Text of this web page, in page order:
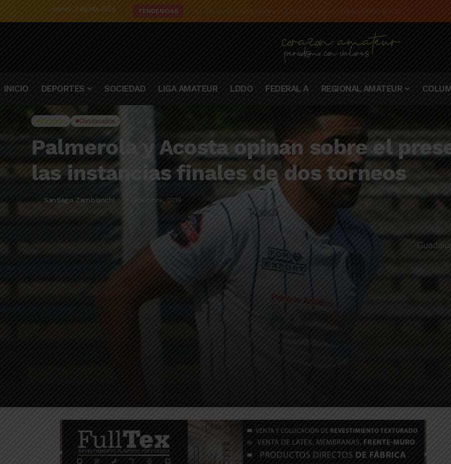
viernes , 7 agosto 2026 TENDENCIAS
INICIO DEPORTES SOCIEDAD LIGA AMATEUR LDDO FEDERAL A REGIONAL AMATEUR
Deporte Destacados
Palmerola y Acosta opinan sobre el
las instancias finales de dos torneos
Santiago Zambianchi 6 Diciembre, 2019